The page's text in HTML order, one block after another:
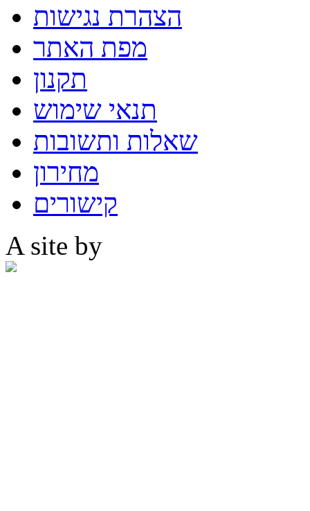
הצהרת נגישות
מפת האתר
תקנון
תנאי שימוש
שאלות ותשובות
מחירון
קישורים
A site by